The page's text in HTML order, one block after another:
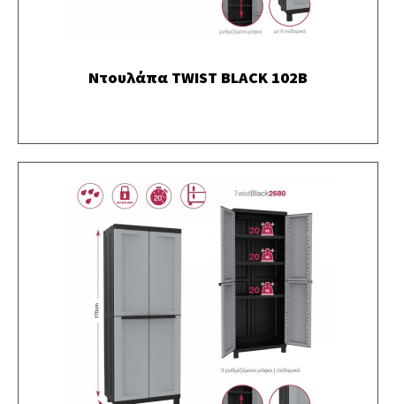
Ντουλάπα TWIST BLACK 102B